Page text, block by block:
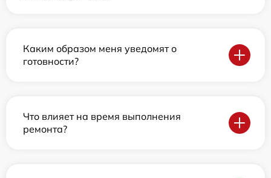
Каким образом меня уведомят о
готовности?
Что влияет на время выполнения
ремонта?